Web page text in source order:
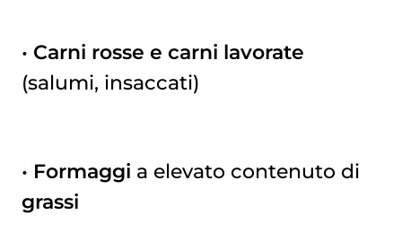
• Carni rosse e carni lavorate
(salumi, insaccati)
• Formaggi a elevato contenuto di
grassi